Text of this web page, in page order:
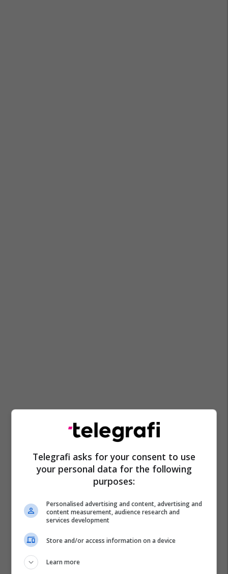
Telegrafi asks for your consent to use
your personal data for the following
purposes:
Personalised advertising and content, advertising and
content measurement, audience research and
services development
Store and/or access information on a device
Learn more